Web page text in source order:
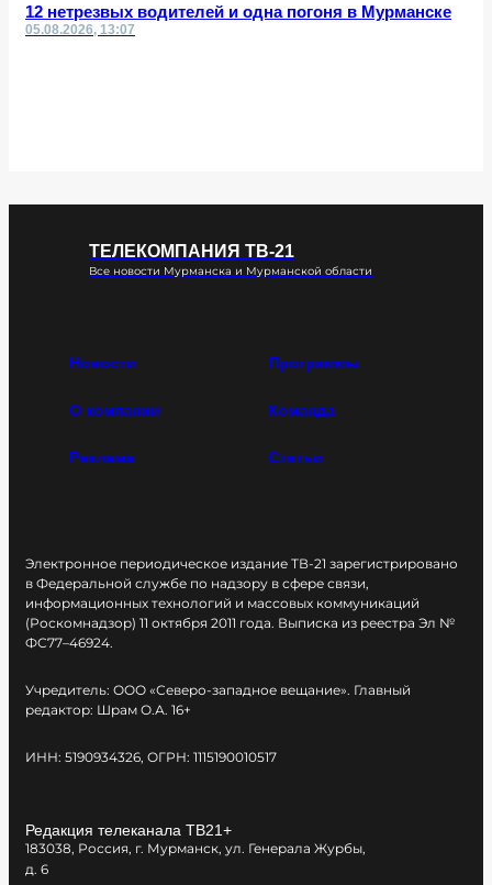
12 нетрезвых водителей и одна погоня в Мурманске
05.08.2026, 13:07
ТЕЛЕКОМПАНИЯ ТВ-21
Все новости Мурманска и Мурманской области
Новости Программы
О компании Команда
Реклама Статьи
Электронное периодическое издание ТВ-21 зарегистрировано
в Федеральной службе по надзору в сфере связи,
информационных технологий и массовых коммуникаций
(Роскомнадзор) 11 октября 2011 года. Выписка из реестра Эл №
ФС77–46924.
Учредитель: ООО «Северо-западное вещание». Главный
редактор: Шрам О.А. 16+
ИНН: 5190934326, ОГРН: 1115190010517
Редакция телеканала ТВ21+
183038, Россия, г. Мурманск, ул. Генерала Журбы,
д. 6